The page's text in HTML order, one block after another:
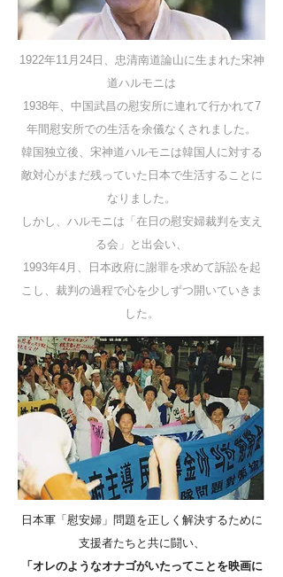
1922年11月24日、忠清南道論山に生まれた宋神
道ハルモニは
1938年、中国武昌の慰安所に連れて行かれて7
年間慰安所での生活を余儀なくされました。
韓国独立後、宋神道ハルモニは韓国人に対する
敵対心がまだ残っていた日本で生活することに
なりました。
しかし、ハルモニは「在日の慰安婦裁判を支え
る会」と出会い、
1993年4月、日本政府に謝罪を求めて訴訟を起
こし、裁判の過程で心を少しずつ開いていきま
した。
日本軍「慰安婦」問題を正しく解決するために
支援者たちと共に闘い、
「オレのようなオナゴがいたってことを映画に